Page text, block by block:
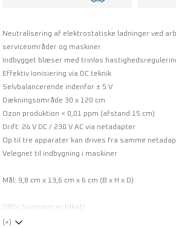
Neutralisering af elektrostatiske ladninger ved
serviceområder og maskiner
Indbygget blæser med trinløs
Effektiv Ionisiering via DC teknik
Selvbalancerende indenfor ± 5 V
Dækningsområde 30 x 120 cm
Ozon produktion < 0,01 ppm (afstand 15 cm)
Drift: 24 V DC / 230 V AC via netadapter
Op til tre apparater kan drives fra samme
Velegnet til indbygning i maskiner
Mål: 9,8 cm x 13,6 cm x 6 cm (B x H x D)
OBS! Svingarm er tilkøb!
(+)